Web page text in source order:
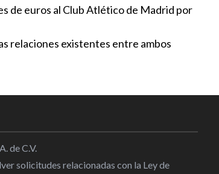
2026
de euros al Club Atlético de Madrid por
relaciones existentes entre ambos
de C.V.
solicitudes relacionadas con la Ley de